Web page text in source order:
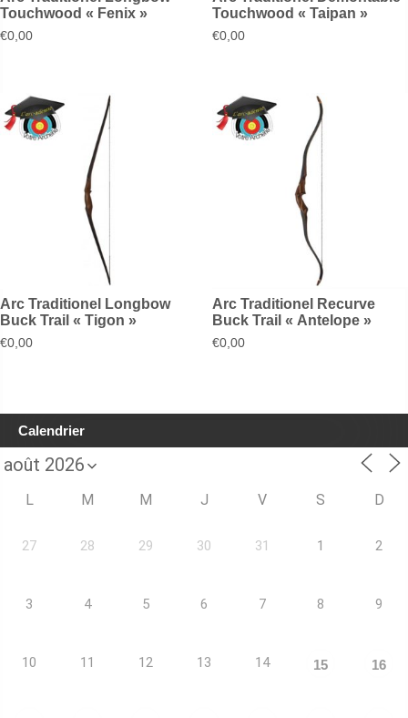
Touchwood « Fenix »
€0,00
Touchwood « Taipan »
€0,00
Arc Traditionel Longbow
Buck Trail « Tigon »
€0,00
Arc Traditionel Recurve
Buck Trail « Antelope »
€0,00
Calendrier
L M M J V S D
27 28 29 30 31 1 2
3 4 5 6 7 8 9
10 11 12 13 14 15 16